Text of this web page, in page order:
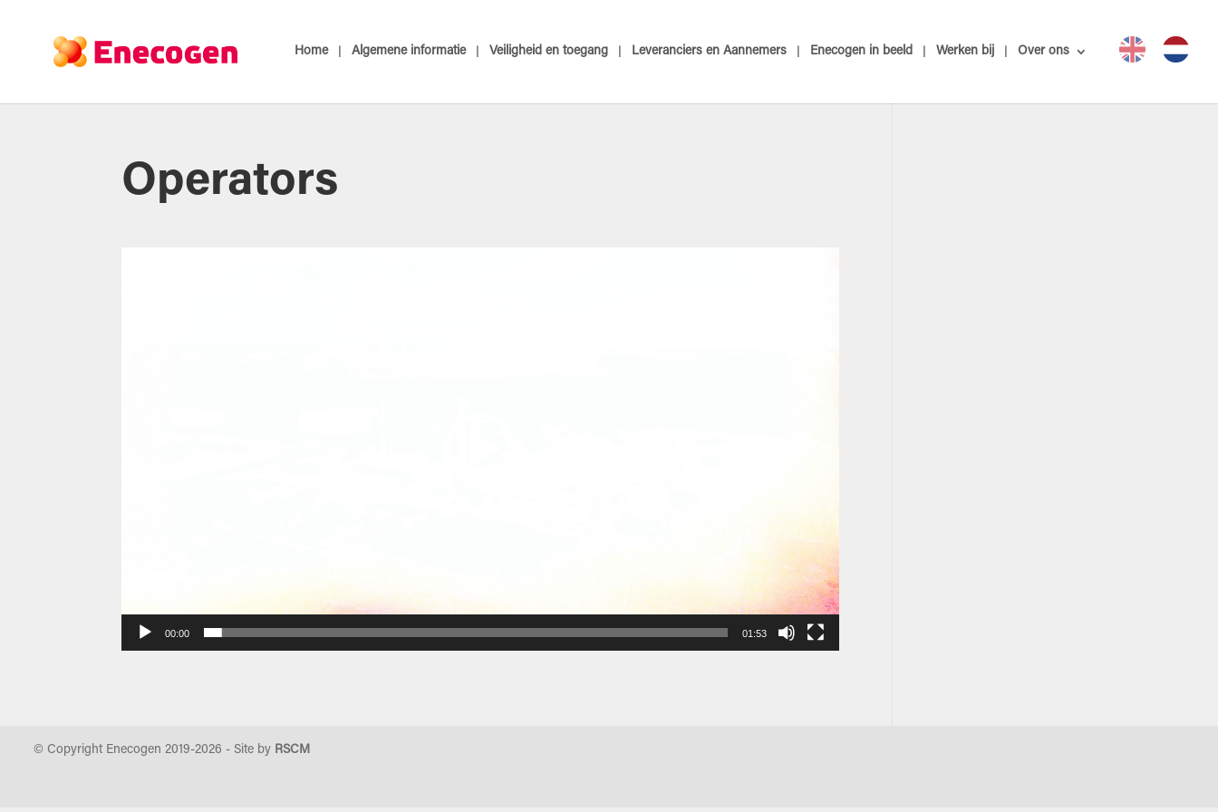
Home Algemene informatie Veiligheid en toegang Leveranciers en Aannemers Enecogen in beeld Werken bij Over ons
Operators
00:00 01:53
© Copyright Enecogen 2019-2026 - Site by RSCM